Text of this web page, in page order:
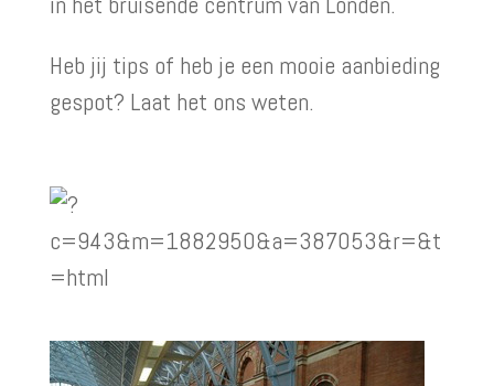
Heb jij tips of heb je een mooie aanbieding
gespot? Laat het ons weten.